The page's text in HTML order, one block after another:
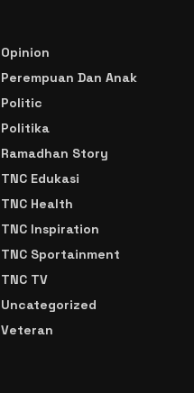
Opinion
Perempuan Dan Anak
Politic
Politika
Ramadhan Story
TNC Edukasi
TNC Health
TNC Inspiration
TNC Sportainment
TNC TV
Uncategorized
Veteran